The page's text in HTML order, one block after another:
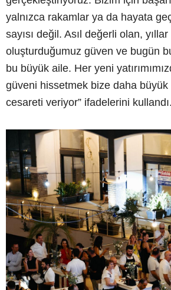
yalnızca rakamlar ya da hayata
sayısı değil. Asıl değerli olan,
oluşturduğumuz güven ve bugün
bu büyük aile. Her yeni
güveni hissetmek bize daha
cesareti veriyor” ifadelerini kullandı.